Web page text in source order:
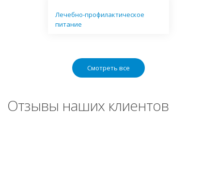
Лечебно-профилактическое
питание
Смотреть все
Отзывы наших клиентов